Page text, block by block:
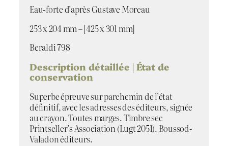
Eau-forte d’après Gustave Moreau
253 x 204 mm – [425 x 301 mm]
Beraldi 798
Description détaillée | État de
conservation
Superbe épreuve sur parchemin de l’état
définitif, avec les adresses des éditeurs, signée
au crayon. Toutes marges. Timbre sec
Printseller’s Association (Lugt 2051). Boussod-
Valadon éditeurs.